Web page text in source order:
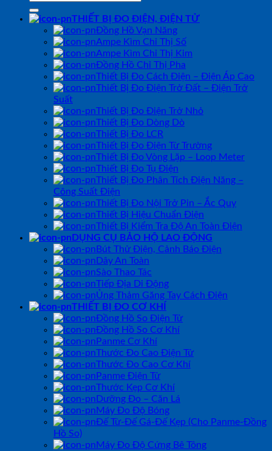
THIẾT BỊ ĐO ĐIỆN, ĐIỆN TỬ
Đồng Hồ Vạn Năng
Ampe Kìm Chỉ Thị Số
Ampe Kìm Chỉ Thị Kim
Đồng Hồ Chỉ Thị Pha
Thiết Bị Đo Cách Điện – Điện Áp Cao
Thiết Bị Đo Điện Trở Đất – Điện Trở
Suất
Thiết Bị Đo Điện Trở Nhỏ
Thiết Bị Đo Dòng Dò
Thiết Bị Đo LCR
Thiết Bị Đo Điện Từ Trường
Thiết Bị Đo Vòng Lặp – Loop Meter
Thiết Bị Đo Tụ Điện
Thiết Bị Đo Phân Tích Điện Năng –
Công Suất Điện
Thiết Bị Đo Nội Trở Pin – Ắc Quy
Thiết Bị Hiệu Chuẩn Điện
Thiết Bị Kiểm Tra Độ An Toàn Điện
DỤNG CỤ BẢO HỘ LAO ĐỘNG
Bút Thử Điện, Cảnh Báo Điện
Dây An Toàn
Sào Thao Tác
Tiếp Địa Di Động
Ủng Thảm Găng Tay Cách Điện
THIẾT BỊ ĐO CƠ KHÍ
Đồng Hồ So Điện Tử
Đồng Hồ So Cơ Khí
Panme Cơ Khí
Thước Đo Cao Điện Tử
Thước Đo Cao Cơ Khí
Panme Điện Tử
Thước Kẹp Cơ Khí
Dưỡng Đo – Căn Lá
Máy Đo Độ Bóng
Đế Từ-Đế Gá-Đế Kẹp (Cho Panme-Đồng
Hồ So)
Máy Đo Độ Cứng Bê Tông